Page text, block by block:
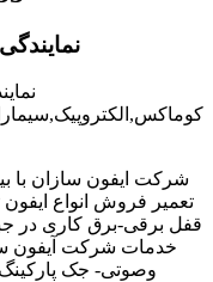
شرکت ایفون سازان با
تعمیر فروش انواع
قفل برقی-برق کاری در
خدمات شرکت آیفون
وصوتی- جک